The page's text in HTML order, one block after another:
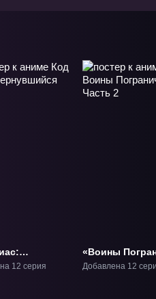
Розе»
12 серия
«Воины
Часть 2» ТВ-2
Добавлена 12